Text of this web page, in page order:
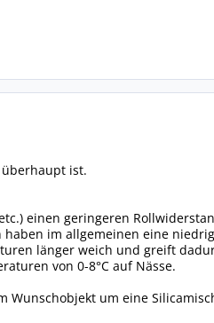
ist.
einen geringeren
haben im allgemeinen eine
länger weich und greift
von 0-8°C auf Nässe.
Wunschobjekt um eine